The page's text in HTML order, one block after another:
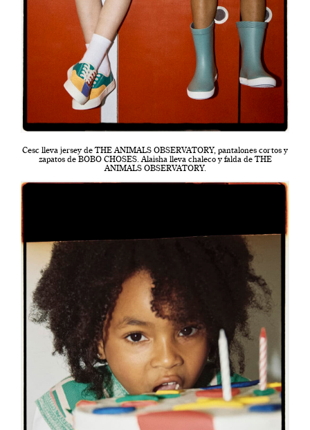
Cesc lleva jersey de THE ANIMALS OBSERVATORY, pantalones cortos y
zapatos de BOBO CHOSES. Alaisha lleva chaleco y falda de THE
ANIMALS OBSERVATORY.